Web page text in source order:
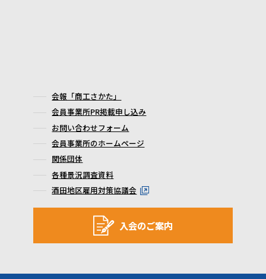
会報「商工さかた」
会員事業所PR掲載申し込み
お問い合わせフォーム
会員事業所のホームページ
関係団体
各種景況調査資料
酒田地区雇用対策協議会
入会のご案内